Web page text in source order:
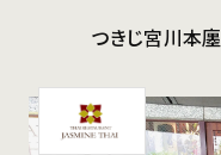
つきじ宮川本廛